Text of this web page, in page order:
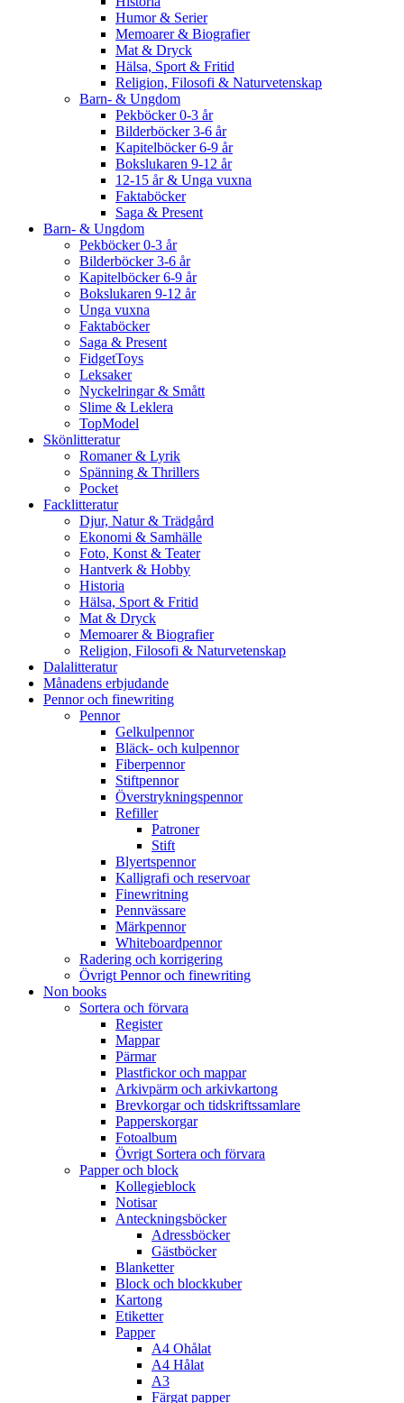
Humor & Serier
Memoarer & Biografier
Mat & Dryck
Hälsa, Sport & Fritid
Religion, Filosofi & Naturvetenskap
Barn- & Ungdom
Pekböcker 0-3 år
Bilderböcker 3-6 år
Kapitelböcker 6-9 år
Bokslukaren 9-12 år
12-15 år & Unga vuxna
Faktaböcker
Saga & Present
Barn- & Ungdom
Pekböcker 0-3 år
Bilderböcker 3-6 år
Kapitelböcker 6-9 år
Bokslukaren 9-12 år
Unga vuxna
Faktaböcker
Saga & Present
FidgetToys
Leksaker
Nyckelringar & Smått
Slime & Leklera
TopModel
Skönlitteratur
Romaner & Lyrik
Spänning & Thrillers
Pocket
Facklitteratur
Djur, Natur & Trädgård
Ekonomi & Samhälle
Foto, Konst & Teater
Hantverk & Hobby
Historia
Hälsa, Sport & Fritid
Mat & Dryck
Memoarer & Biografier
Religion, Filosofi & Naturvetenskap
Dalalitteratur
Månadens erbjudande
Pennor och finewriting
Pennor
Gelkulpennor
Bläck- och kulpennor
Fiberpennor
Stiftpennor
Överstrykningspennor
Refiller
Patroner
Stift
Blyertspennor
Kalligrafi och reservoar
Finewritning
Pennvässare
Märkpennor
Whiteboardpennor
Radering och korrigering
Övrigt Pennor och finewriting
Non books
Sortera och förvara
Register
Mappar
Pärmar
Plastfickor och mappar
Arkivpärm och arkivkartong
Brevkorgar och tidskriftssamlare
Papperskorgar
Fotoalbum
Övrigt Sortera och förvara
Papper och block
Kollegieblock
Notisar
Anteckningsböcker
Adressböcker
Gästböcker
Blanketter
Block och blockkuber
Kartong
Etiketter
Papper
A4 Ohålat
A4 Hålat
A3
Färgat papper